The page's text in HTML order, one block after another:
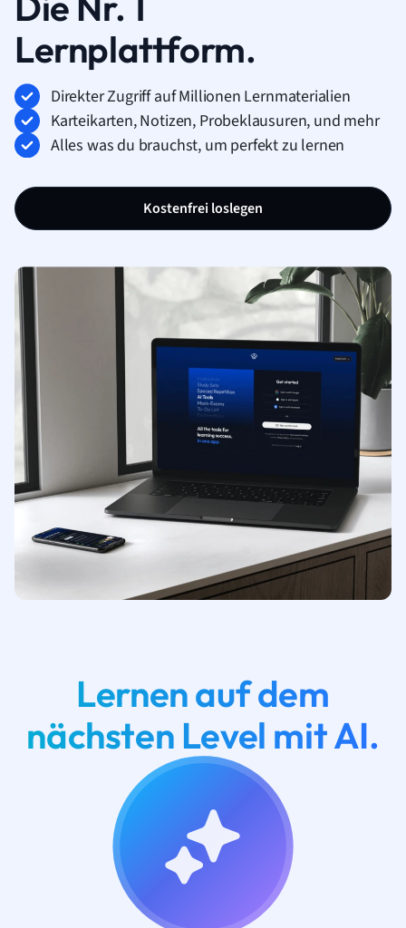
Lernplattform.
Direkter Zugriff auf Millionen Lernmaterialien
Karteikarten, Notizen, Probeklausuren, und mehr
Alles was du brauchst, um perfekt zu lernen
Kostenfrei loslegen
Lernen auf dem
nächsten Level mit AI.